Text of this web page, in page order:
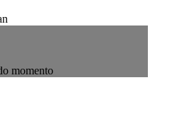
momento